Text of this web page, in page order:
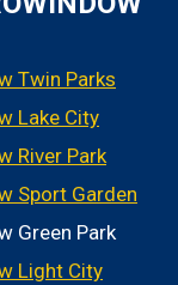
Twin Parks
Lake City
River Park
Sport Garden
Green Park
Light City